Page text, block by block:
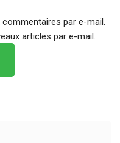
par e-mail.
articles par e-mail.